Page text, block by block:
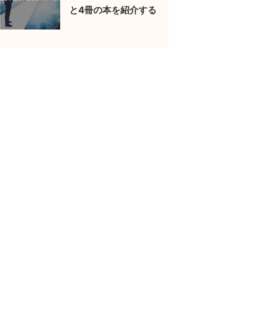
と4冊の本を紹介する